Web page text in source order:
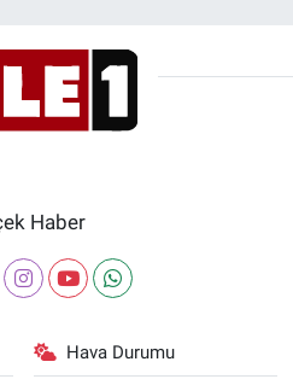
Haber
Hava Durumu